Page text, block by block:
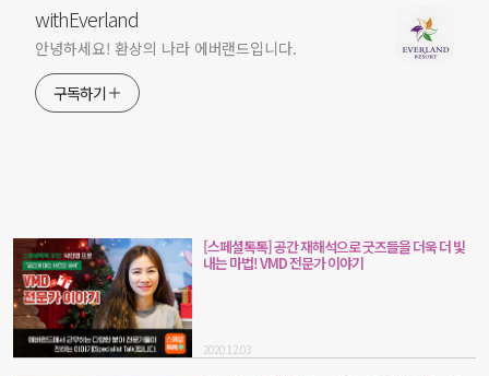
withEverland
안녕하세요! 환상의 나라 에버랜드입니다.
구독하기
[스페셜톡톡] 공간 재해석으로 굿즈들을 더욱 더 빛
내는 마법! VMD 전문가 이야기
2020.12.03